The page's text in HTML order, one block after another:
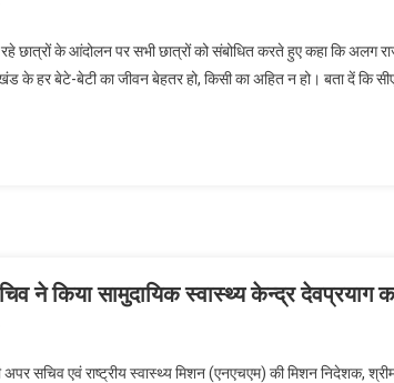
छात्रों के आंदोलन पर सभी छात्रों को संबोधित करते हुए कहा कि अलग
के हर बेटे-बेटी का जीवन बेहतर हो, किसी का अहित न हो। बता दें कि
ने किया सामुदायिक स्वास्थ्य केन्द्र देवप्रयाग
अपर सचिव एवं राष्ट्रीय स्वास्थ्य मिशन (एनएचएम) की मिशन निदेशक,